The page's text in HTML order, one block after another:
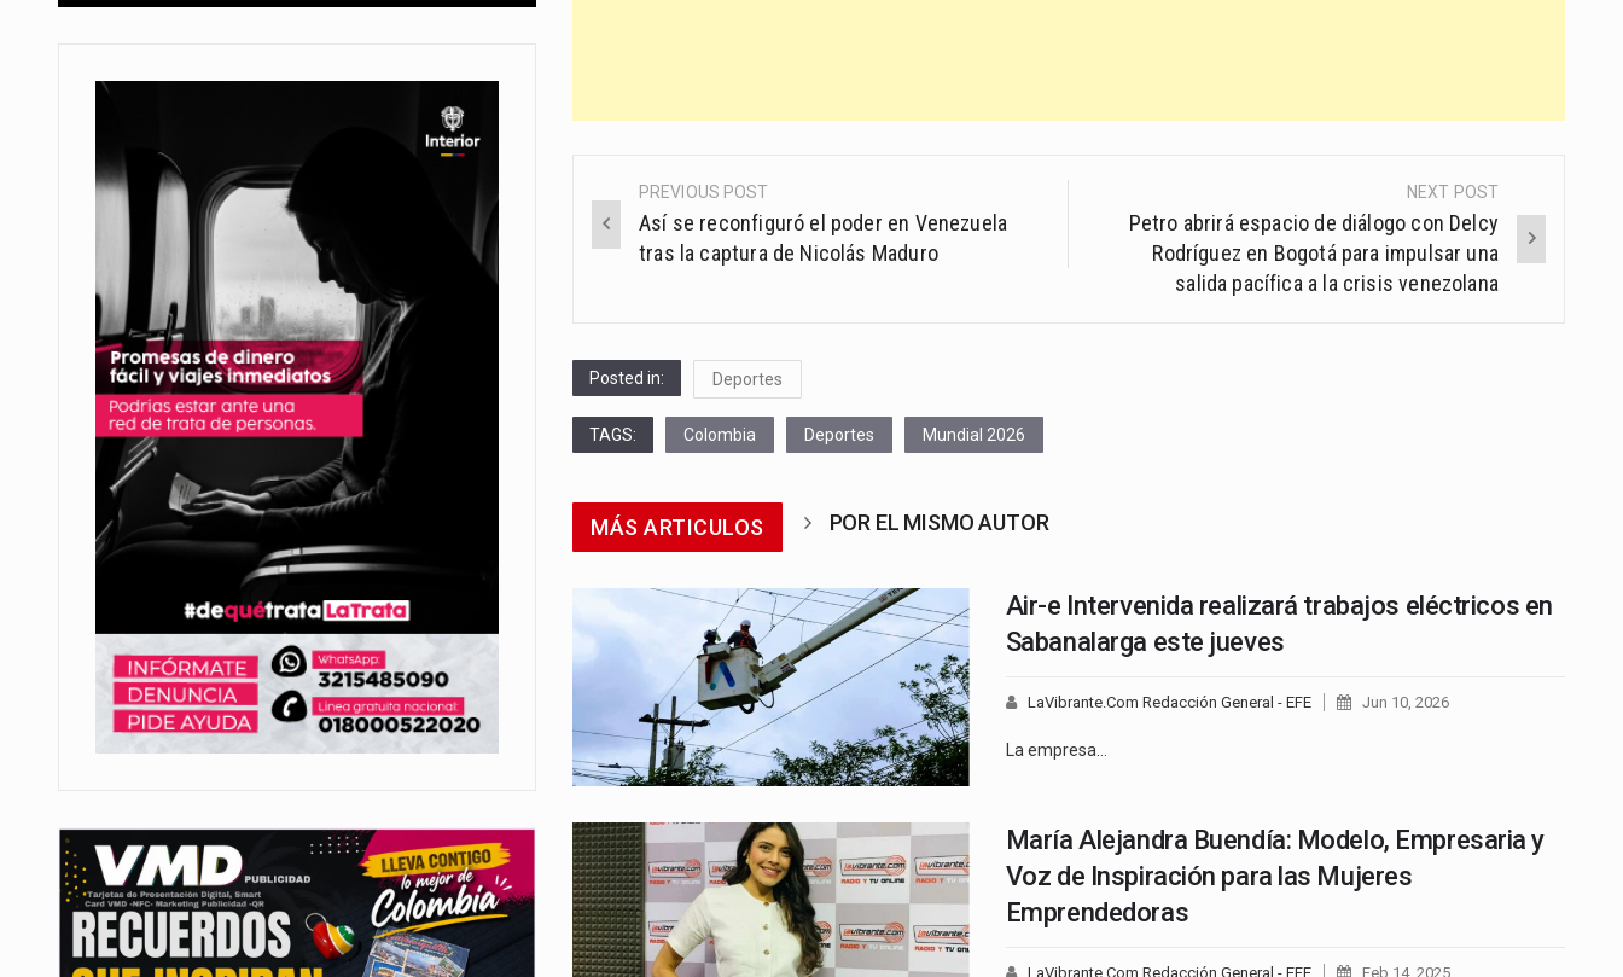
Post
navigation
PREVIOUS POST
Así se reconfiguró el poder en Venezuela
tras la captura de Nicolás Maduro
NEXT POST
Petro abrirá espacio de diálogo con Delcy
Rodríguez en Bogotá para impulsar una
salida pacífica a la crisis venezolana
Posted in: Deportes
TAGS: Colombia Deportes Mundial 2026
MÁS ARTICULOS POR EL MISMO AUTOR
Air-e Intervenida realizará trabajos eléctricos en
Sabanalarga este jueves
LaVibrante.Com Redacción General - EFE Jun 10, 2026
La empresa…
María Alejandra Buendía: Modelo, Empresaria y
Voz de Inspiración para las Mujeres
Emprendedoras
LaVibrante.Com Redacción General - EFE Feb 14, 2025